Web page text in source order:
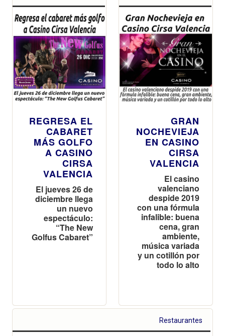
REGRESA EL
CABARET
MÁS GOLFO
A CASINO
CIRSA
VALENCIA
El jueves 26 de
diciembre llega
un nuevo
espectáculo:
“The New
Golfus Cabaret”
GRAN
NOCHEVIEJA
EN CASINO
CIRSA
VALENCIA
El casino
valenciano
despide 2019
con una fórmula
infalible: buena
cena, gran
ambiente,
música variada
y un cotillón por
todo lo alto
Restaurantes